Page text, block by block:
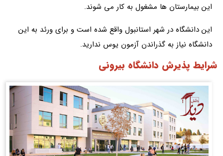
این بیمارستان ها مشغول به کار می شوند.
این دانشگاه در شهر استانبول واقع شده است و برای ورئد به این
دانشگاه نیاز به گذراندن آزمون یوس ندارید.
شرایط پذیرش دانشگاه بیرونی